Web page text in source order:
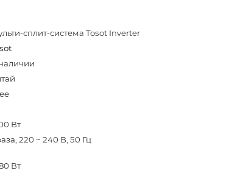
сплит-система Tosot Inverter
Вт
220 ~ 240 В, 50 Гц
Вт